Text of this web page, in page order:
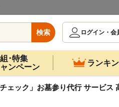
検索
ログイン・会
･特集
ンペーン
ランキ
ェック」お墓参り代行 サービス